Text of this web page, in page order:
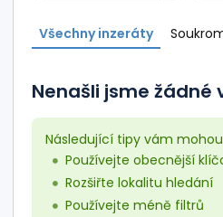
Všechny inzeráty
Nenašli jsme žádné
Následující tipy vám
Používejte obecnější
Rozšiřte lokalitu hledání
Používejte méně filtrů